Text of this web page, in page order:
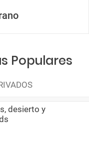
Populares
desierto y